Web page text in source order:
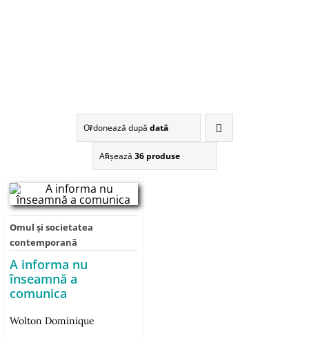
Ordonează după dată
Afişează 36 produse
Omul şi societatea
contemporană
A informa nu
înseamnă a
comunica
Wolton Dominique